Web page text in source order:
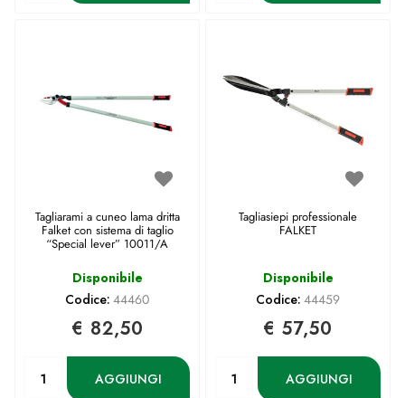
Tagliarami a cuneo lama dritta
Falket con sistema di taglio
“Special lever” 10011/A
Disponibile
Codice: 44460
€ 82,50
AGGIUNGI
Tagliasiepi professionale
FALKET
Disponibile
Codice: 44459
€ 57,50
AGGIUNGI